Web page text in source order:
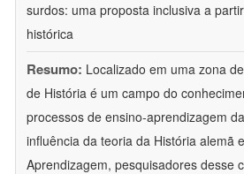
surdos: uma proposta inclusiva a
histórica
Resumo: Localizado em uma zona
de História é um campo do
processos de ensino-aprendizagem
influência da teoria da História alemã
Aprendizagem, pesquisadores desse